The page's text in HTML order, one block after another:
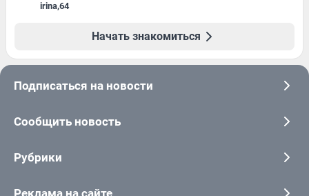
irina,64
Начать знакомиться
Подписаться на новости
Сообщить новость
Рубрики